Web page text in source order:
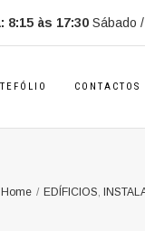
8:15 às 17:30 Sábado
CONTACTOS
Home / EDÍFICIOS